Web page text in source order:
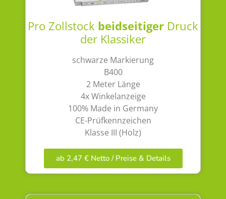
Pro Zollstock beidseitiger Druck
der Klassiker
schwarze Markierung
B400
2 Meter Länge
4x Winkelanzeige
100% Made in Germany
CE-Prüfkennzeichen
Klasse III (Holz)
ab 2,47 € Netto / Preise & Details